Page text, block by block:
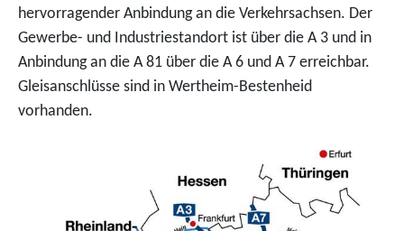
hervorragender Anbindung an die Verkehrsachsen. Der
Gewerbe- und Industriestandort ist über die A 3 und in
Anbindung an die A 81 über die A 6 und A 7 erreichbar.
Gleisanschlüsse sind in Wertheim-Bestenheid
vorhanden.